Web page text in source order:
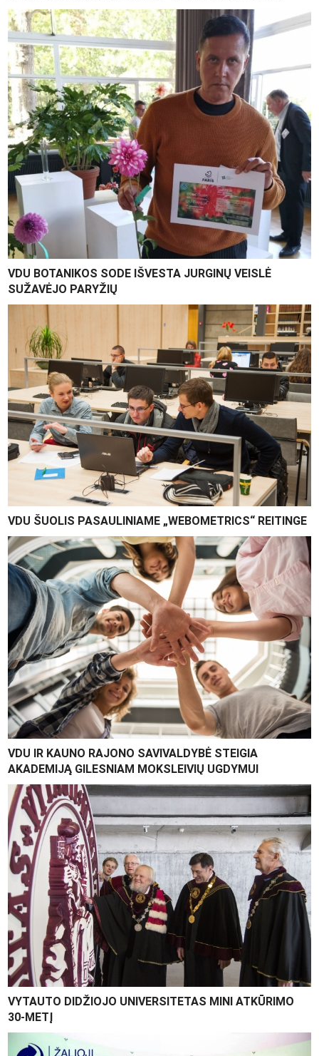
VDU BOTANIKOS SODE IŠVESTA JURGINŲ VEISLĖ
SUŽAVĖJO PARYŽIŲ
VDU ŠUOLIS PASAULINIAME „WEBOMETRICS“ REITINGE
VDU IR KAUNO RAJONO SAVIVALDYBĖ STEIGIA
AKADEMIJĄ GILESNIAM MOKSLEIVIŲ UGDYMUI
VYTAUTO DIDŽIOJO UNIVERSITETAS MINI ATKŪRIMO
30-METĮ